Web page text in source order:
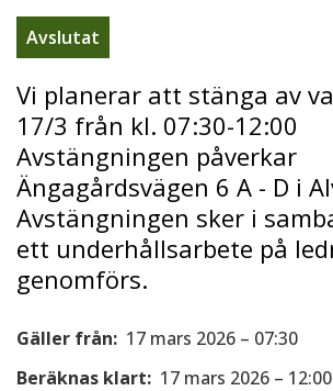
Avslutat
Vi planerar att stänga av
17/3 från kl. 07:30-12:00
Avstängningen påverkar
Ängagårdsvägen 6 A - D i
Avstängningen sker i
ett underhållsarbete på
genomförs.
Gäller från: 17 mars 2026 – 07:30
Beräknas klart: 17 mars 2026 – 12:00